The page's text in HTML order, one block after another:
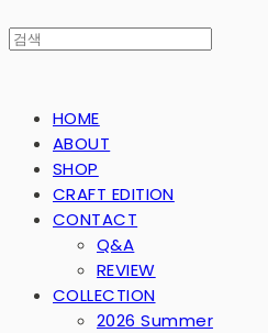
HOME
ABOUT
SHOP
CRAFT EDITION
CONTACT
Q&A
REVIEW
COLLECTION
2026 Summer